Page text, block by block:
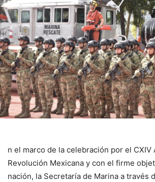
n el marco de la celebración por el CXIV
Revolución Mexicana y con el firme
nación, la Secretaría de Marina a través